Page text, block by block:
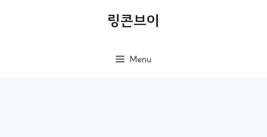
링콘브이
Menu